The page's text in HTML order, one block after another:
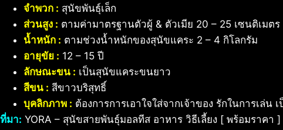
จำพวก : สุนัขพันธุ์เล็ก
ส่วนสูง : ตามค่ามาตรฐานตัวผู้ & ตัวเมีย 20 – 25 เซนติเมตร
น้ำหนัก : ตามช่วงน้ำหนักของสุนัขแคระ 2 – 4 กิโลกรัม
อายุขัย : 12 – 15 ปี
ลักษณะขน : เป็นสุนัขแคระขนยาว
สีขน : สีขาวบริสุทธิ์
บุคลิกภาพ : ต้องการการเอาใจใส่จากเจ้าของ รักในการเล่น
ที่มา: YORA – สุนัขสายพันธุ์มอลทีส อาหาร วิธีเลี้ยง [ พร้อมราคา ]